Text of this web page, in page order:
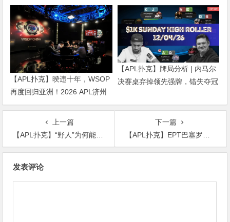
“扛不住”，主动砍掉四分之三比
赛
但全世界以为她很淡定
【APL扑克】暌违十年，WSOP
再度回归亚洲！2026 APL济州
站6月19-28日盛大登场！
【APL扑克】牌局分析 | 内马尔
决赛桌弃掉领先强牌，错失夺冠
上一篇
【APL扑克】“野人”为何能爆锤 Tom Dwan？沙雕逗比又绝对硬核，简直老顽童和黄药师的综合体！
下一篇
【APL扑克】EPT巴塞罗那 | 丁彪勇闯5万欧超级豪客赛前五，多位华人晋级主赛DAY3
发表评论